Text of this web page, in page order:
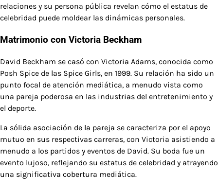
relaciones y su persona pública revelan cómo el estatus de
celebridad puede moldear las dinámicas personales.
Matrimonio con Victoria Beckham
David Beckham se casó con Victoria Adams, conocida como
Posh Spice de las Spice Girls, en 1999. Su relación ha sido un
punto focal de atención mediática, a menudo vista como
una pareja poderosa en las industrias del entretenimiento y
el deporte.
La sólida asociación de la pareja se caracteriza por el apoyo
mutuo en sus respectivas carreras, con Victoria asistiendo a
menudo a los partidos y eventos de David. Su boda fue un
evento lujoso, reflejando su estatus de celebridad y atrayendo
una significativa cobertura mediática.